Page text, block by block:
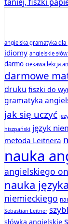
angielska gramatyka dla
idiomy angielskie
darmo ciekawa lekcja
darmowe
druku fiszki do
gramatyka
jak się uczyć
hiszpański język
metoda Leitnera
nauka
angielskiego
nauka języka
niemieckiego
Sebastian Leitner
słówka angielskie